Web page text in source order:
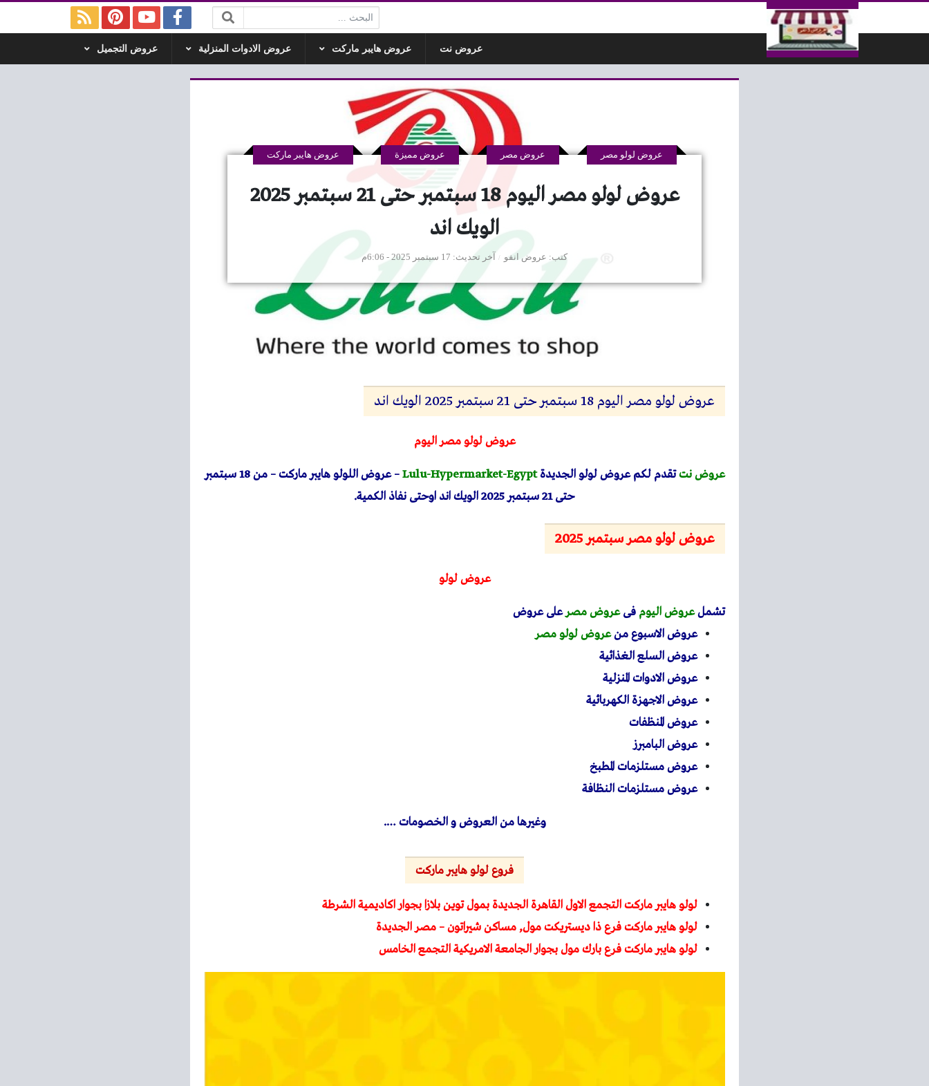
التخطي إلى المحتوى
البحث:
عروض نت عروض هايبر ماركت عروض الادوات المنزلية عروض التجميل
عروض لولو مصر اليوم 18 سبتمبر حتى 21 سبتمبر 2025
الويك اند
كتب عروض انفو
عروض لولو مصر عروض مصر عروض مميزة عروض هايبر ماركت
آخر تحديث 17 سبتمبر 2025 - 6:06م
عروض لولو مصر اليوم 18 سبتمبر حتى 21 سبتمبر 2025 الويك اند
عروض لولو مصر اليوم
عروض نتتقدم لكم عروض لولو الجديدةLulu-Hypermarket-Egypt
– عروض اللولو هايبر ماركت – من 18 سبتمبر
حتى 21 سبتمبر 2025 الويك اند اوحتى نفاذ الكمية.
عروض لولو مصر سبتمبر 2025
عروض لولو
تشملعروضاليوم فىعروض مصرعلى عروض
عروض الاسبوع منعروض لولو مصر
عروض السلع الغذائية
عروض الادوات المنزلية
عروض الاجهزة الكهربائية
عروض المنظفات
عروض البامبرز
عروض مستلزمات المطبخ
عروض مستلزمات النظافة
وغيرها من العروض و الخصومات ….
فروع لولو هايبر ماركت
لولو هايبر ماركت التجمع الاول القاهرة الجديدة بمول توين بلازا بجوار اكاديمية الشرطة
لولو هايبر ماركت فرع ذا ديستريكت مول, مساكن شيراتون – مصر الجديدة
لولو هايبر ماركت فرع بارك مول بجوار الجامعة الامريكية التجمع الخامس